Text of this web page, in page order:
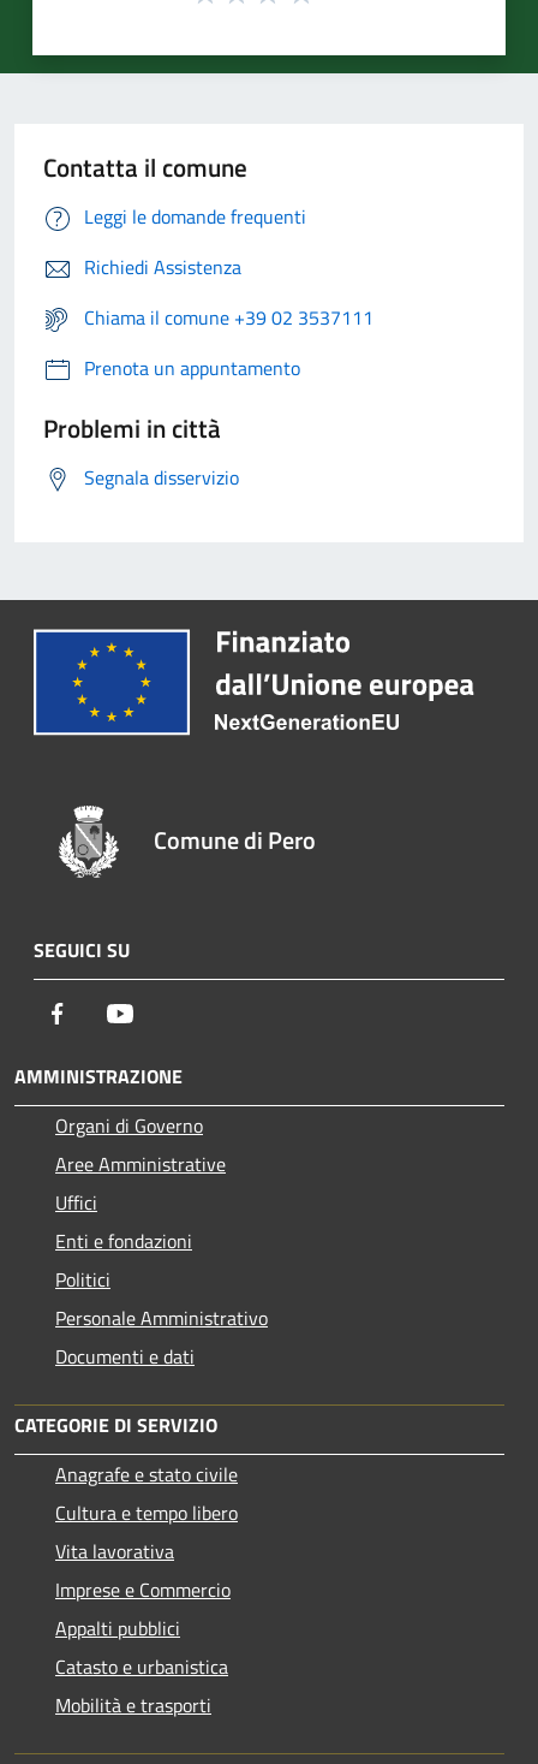
Contatta il comune
Leggi le domande frequenti
Richiedi Assistenza
Chiama il comune +39 02 3537111
Prenota un appuntamento
Problemi in città
Segnala disservizio
Comune di Pero
SEGUICI SU
Facebook
AMMINISTRAZIONE
Organi di Governo
Aree Amministrative
Uffici
Enti e fondazioni
Politici
Personale Amministrativo
Documenti e dati
CATEGORIE DI SERVIZIO
Anagrafe e stato civile
Cultura e tempo libero
Vita lavorativa
Imprese e Commercio
Appalti pubblici
Catasto e urbanistica
Mobilità e trasporti